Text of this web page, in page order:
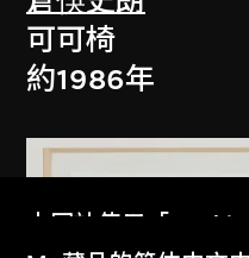
可可椅
約1986年
本网站使用「